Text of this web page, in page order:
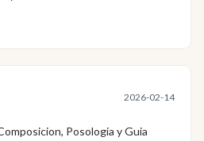
2026-02-14
Posologia y Guia